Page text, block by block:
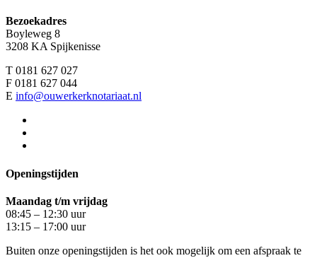
Bezoekadres
Boyleweg 8
3208 KA Spijkenisse
T 0181 627 027
F 0181 627 044
E info@ouwerkerknotariaat.nl
Openingstijden
Maandag t/m vrijdag
08:45 – 12:30 uur
13:15 – 17:00 uur
Buiten onze openingstijden is het ook mogelijk om een afspraak te